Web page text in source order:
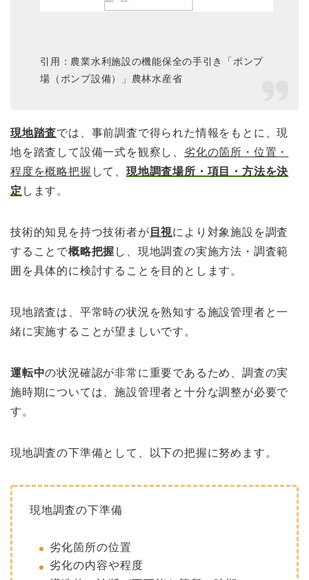
引用：農業水利施設の機能保全の手引き「ポンプ
場（ポンプ設備）」農林水産省
現地踏査では、事前調査で得られた情報をもとに、現
地を踏査して設備一式を観察し、 劣化の箇所・位置・
程度を概略把握 して、現地調査場所・項目・方法を決
定 します。
技術的知見を持つ技術者が 目視により対象施設を調査
することで概略把握 し、現地調査の実施方法・調査範
囲を具体的に検討することを目的とします。
現地踏査は、平常時の状況を熟知する施設管理者と一
緒に実施することが望ましいです。
運転中の状況確認が非常に重要であるため、調査の実
施時期については、施設管理者と十分な調整が必要で
す。
現地調査の下準備として、以下の把握に努めます。
現地調査の下準備
劣化箇所の位置
劣化の内容や程度